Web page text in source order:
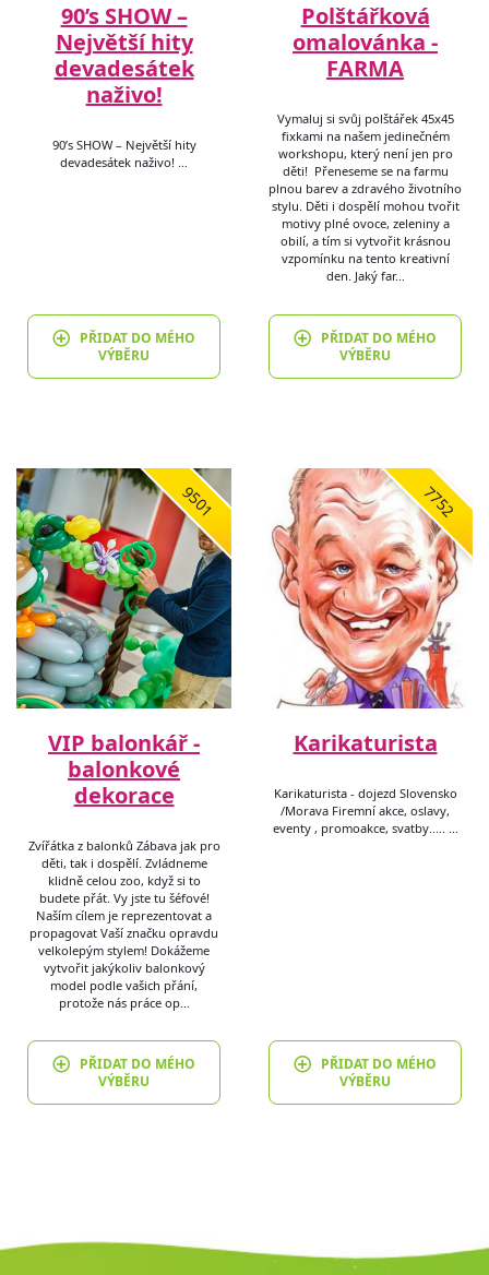
90’s SHOW –
Největší hity
devadesátek
naživo!
90’s SHOW – Největší hity
devadesátek naživo! …
PŘIDAT DO MÉHO
VÝBĚRU
Polštářková
omalovánka -
FARMA
Vymaluj si svůj polštářek 45x45
fixkami na našem jedinečném
workshopu, který není jen pro
děti! Přeneseme se na farmu
plnou barev a zdravého životního
stylu. Děti i dospělí mohou tvořit
motivy plné ovoce, zeleniny a
obilí, a tím si vytvořit krásnou
vzpomínku na tento kreativní
den. Jaký far…
PŘIDAT DO MÉHO
VÝBĚRU
9501
VIP balonkář -
balonkové
dekorace
Zvířátka z balonků Zábava jak pro
děti, tak i dospělí. Zvládneme
klidně celou zoo, když si to
budete přát. Vy jste tu šéfové!
Naším cílem je reprezentovat a
propagovat Vaší značku opravdu
velkolepým stylem! Dokážeme
vytvořit jakýkoliv balonkový
model podle vašich přání,
protože nás práce op…
PŘIDAT DO MÉHO
VÝBĚRU
7752
Karikaturista
Karikaturista - dojezd Slovensko
/Morava Firemní akce, oslavy,
eventy , promoakce, svatby..... …
PŘIDAT DO MÉHO
VÝBĚRU